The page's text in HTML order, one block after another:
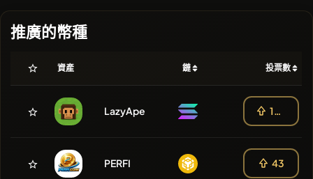
推廣的幣種
資產 鏈 投票數
LazyApe 108
PERFI 43